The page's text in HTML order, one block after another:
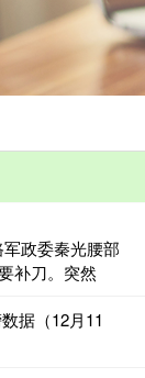
政委秦光腰部
补刀。突然
据（12月11